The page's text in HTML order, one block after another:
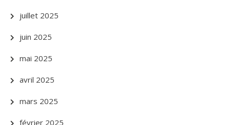
juillet 2025
juin 2025
mai 2025
avril 2025
mars 2025
février 2025